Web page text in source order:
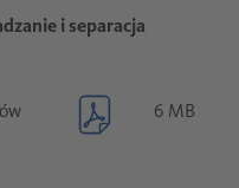
i separacja
6 MB